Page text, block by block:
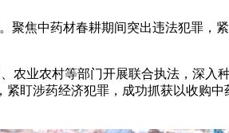
焦中药材春耕期间突出违法犯罪，
业农村等部门开展联合执法，深入
盯涉药经济犯罪，成功抓获以收购